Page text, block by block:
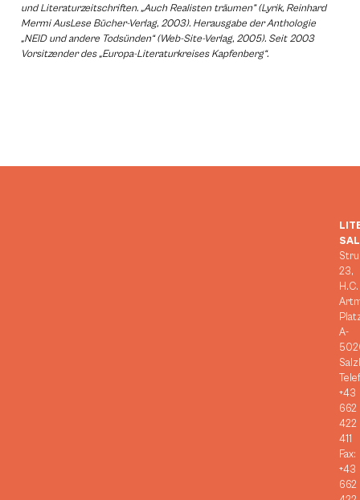
und Literaturzeitschriften. „Auch Realisten träumen” (Lyrik, Reinhard
Mermi AusLese Bücher-Verlag, 2003). Herausgabe der Anthologie
„NEID und andere Todsünden“ (Web-Site-Verlag, 2005). Seit 2003
Vorsitzender des „Europa-Literaturkreises Kapfenberg“.
23,
H.C.
A-
+43
662
422
411
Fax:
+43
662